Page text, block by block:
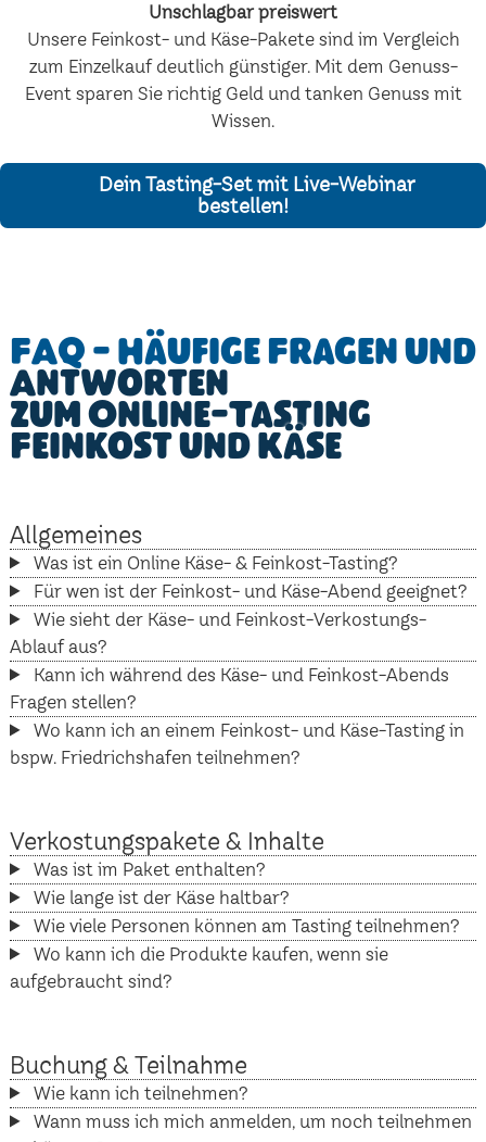
Unschlagbar preiswert
Unsere Feinkost- und Käse-Pakete sind im Vergleich
zum Einzelkauf deutlich günstiger. Mit dem Genuss-
Event sparen Sie richtig Geld und tanken Genuss mit
Wissen.
Dein Tasting-Set mit Live-Webinar
bestellen!
FAQ - Häufige Fragen und
Antworten
zum Online-Tasting
Feinkost und Käse
Allgemeines
Was ist ein Online Käse- & Feinkost-Tasting?
Für wen ist der Feinkost- und Käse-Abend geeignet?
Wie sieht der Käse- und Feinkost-Verkostungs-
Ablauf aus?
Kann ich während des Käse- und Feinkost-Abends
Fragen stellen?
Wo kann ich an einem Feinkost- und Käse-Tasting in
bspw. Friedrichshafen teilnehmen?
Verkostungspakete & Inhalte
Was ist im Paket enthalten?
Wie lange ist der Käse haltbar?
Wie viele Personen können am Tasting teilnehmen?
Wo kann ich die Produkte kaufen, wenn sie
aufgebraucht sind?
Buchung & Teilnahme
Wie kann ich teilnehmen?
Wann muss ich mich anmelden, um noch teilnehmen